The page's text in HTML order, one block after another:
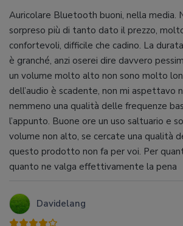
Auricolare Bluetooth buoni, nella media.
sorpreso più di tanto dato il prezzo,
confortevoli, difficile che cadino. La
è granché, anzi oserei dire davvero
un volume molto alto non sono molto
dell’audio è scadente, non mi aspettavo
nemmeno una qualità delle frequenze
l’appunto. Buone ore un uso saltuario e
volume non alto, se cercate una qualità
questo prodotto non fa per voi. Per
quanto ne valga effettivamente la pena
Davidelang